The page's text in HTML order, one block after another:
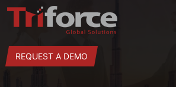
REQUEST A DEMO